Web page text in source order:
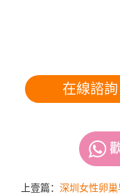
在線諮詢
上壹篇： 深圳女性卵巢